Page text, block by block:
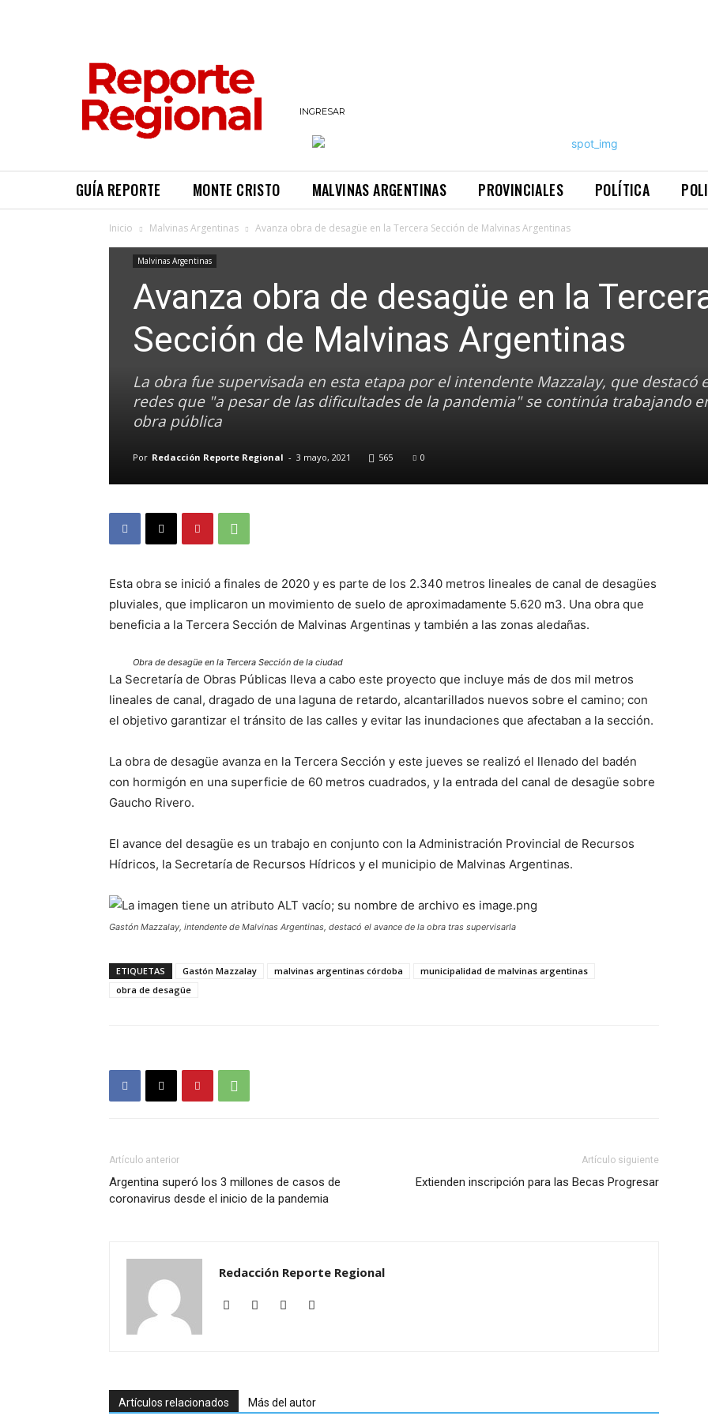
INGRESAR
GUÍA REPORTE MONTE CRISTO MALVINAS ARGENTINAS PROVINCIALES POLÍTICA
Inicio Malvinas Argentinas Avanza obra de desagüe en la Tercera Sección de Malvinas Argentinas
Malvinas Argentinas
Avanza obra de desagüe en la
Sección de Malvinas Argentinas
La obra fue supervisada en esta etapa por el intendente Mazzalay, que destacó
redes que "a pesar de las dificultades de la pandemia" se continúa trabajando
obra pública
Por Redacción Reporte Regional - 3 mayo, 2021 565 0
Esta obra se inició a finales de 2020 y es parte de los 2.340 metros lineales de canal de desagües
pluviales, que implicaron un movimiento de suelo de aproximadamente 5.620 m3. Una obra que
beneficia a la Tercera Sección de Malvinas Argentinas y también a las zonas aledañas.
Obra de desagüe en la Tercera Sección de la ciudad
La Secretaría de Obras Públicas lleva a cabo este proyecto que incluye más de dos mil metros
lineales de canal, dragado de una laguna de retardo, alcantarillados nuevos sobre el camino; con
el objetivo garantizar el tránsito de las calles y evitar las inundaciones que afectaban a la sección.
La obra de desagüe avanza en la Tercera Sección y este jueves se realizó el llenado del badén
con hormigón en una superficie de 60 metros cuadrados, y la entrada del canal de desagüe sobre
Gaucho Rivero.
El avance del desagüe es un trabajo en conjunto con la Administración Provincial de Recursos
Hídricos, la Secretaría de Recursos Hídricos y el municipio de Malvinas Argentinas.
Gastón Mazzalay, intendente de Malvinas Argentinas, destacó el avance de la obra tras supervisarla
ETIQUETAS Gastón Mazzalay malvinas argentinas córdoba
municipalidad de malvinas argentinas
obra de desagüe
Artículo anterior
Argentina superó los 3 millones de casos de
coronavirus desde el inicio de la pandemia
Artículo siguiente
Extienden inscripción para las Becas Progresar
Redacción Reporte Regional
Artículos relacionados Más del autor